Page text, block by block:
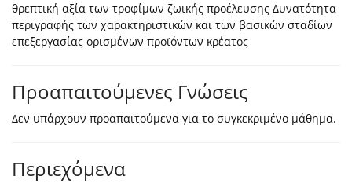
θρεπτική αξία των τροφίμων ζωικής προέλευσης Δυνατότητα
περιγραφής των χαρακτηριστικών και των βασικών σταδίων
επεξεργασίας ορισμένων προϊόντων κρέατος
Προαπαιτούμενες Γνώσεις
Δεν υπάρχουν προαπαιτούμενα για το συγκεκριμένο μάθημα.
Περιεχόμενα